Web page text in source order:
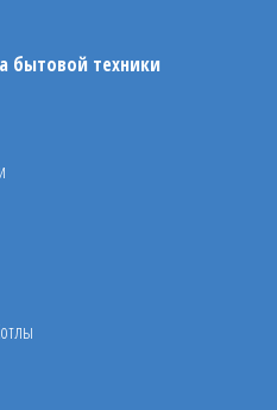
бытовой техники